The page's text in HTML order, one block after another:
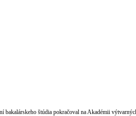
štúdia pokračoval na Akadémii